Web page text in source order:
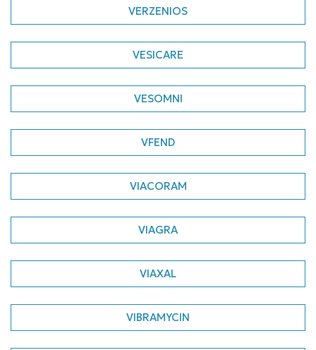
VERZENIOS
VESICARE
VESOMNI
VFEND
VIACORAM
VIAGRA
VIAXAL
VIBRAMYCIN